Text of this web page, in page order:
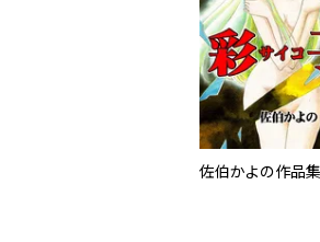
佐伯かよの作品集